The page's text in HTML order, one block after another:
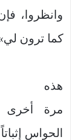
وانظروا،
كما ترون
هذه
مرة أخرى
الحواس